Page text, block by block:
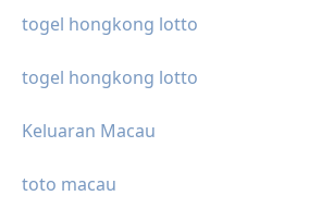
togel hongkong lotto
togel hongkong lotto
Keluaran Macau
toto macau